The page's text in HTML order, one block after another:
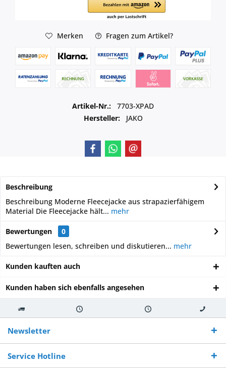
Merken Fragen zum Artikel?
Artikel-Nr.:
7703-XPAD
Hersteller:
JAKO
Beschreibung
Beschreibung Moderne Fleecejacke aus strapazierfähigem
Material Die Fleecejacke hält... mehr
Bewertungen
0
Bewertungen lesen, schreiben und diskutieren... mehr
Kunden kauften auch
Kunden haben sich ebenfalls angesehen
Kostenloser
Versand ab €
250,-
Versand innerhalb von Versand von So erreichen
Sie uns 0160
970 511 90
Newsletter
Service Hotline